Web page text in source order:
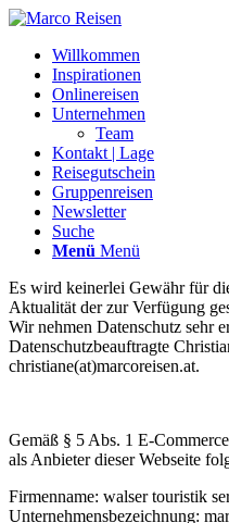
Willkommen
Inspirationen
Onlinereisen
Unternehmen
Team
Kontakt | Lage
Reisegutschein
Gruppenreisen
Newsletter
Suche
Menü Menü
Es wird keinerlei Gewähr für
Aktualität der zur Verfügung
Wir nehmen Datenschutz sehr
Datenschutzbeauftragte
christiane(at)marcoreisen.at.
Gemäß § 5 Abs. 1 E-
als Anbieter dieser Webseite
Firmenname: walser touristik
Unternehmensbezeichnung: